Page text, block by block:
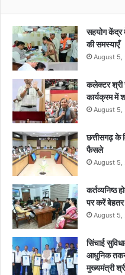
सहयोग केंद्र
की समस्याएँ
August 5,
कलेक्टर श्री
कार्यक्रम में
August 5,
छत्तीसगढ़ के
फैसले
August 5,
कर्तव्यनिष्ठ
पर करें बेहतर
August 5,
सिंचाई
आधुनिक
मुख्यमंत्री